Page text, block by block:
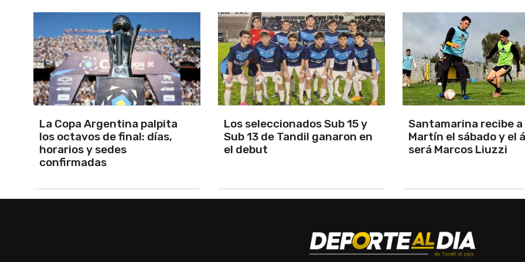
Los seleccionados Sub 15 y
Sub 13 de Tandil ganaron en
el debut
Santamarina recibe a San
Martín el sábado y el árbitro
será Marcos Liuzzi
Los Pumas se
enfrentar a Sudáfrica